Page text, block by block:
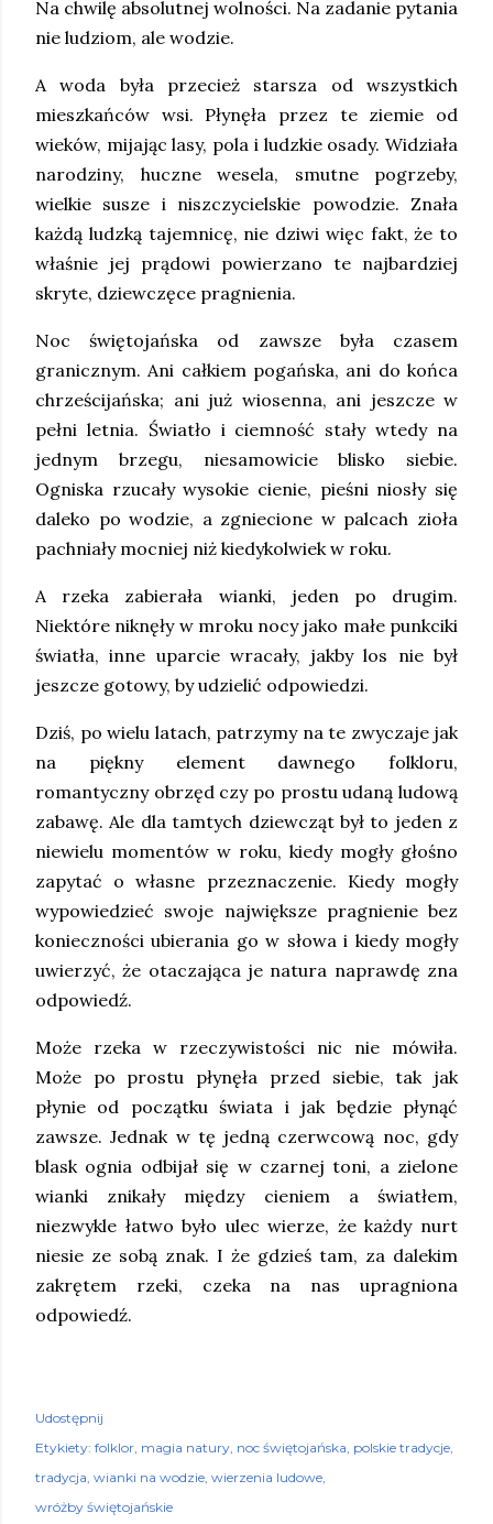
Na chwilę absolutnej wolności. Na zadanie pytania
nie ludziom, ale wodzie.
A woda była przecież starsza od wszystkich
mieszkańców wsi. Płynęła przez te ziemie od
wieków, mijając lasy, pola i ludzkie osady. Widziała
narodziny, huczne wesela, smutne pogrzeby,
wielkie susze i niszczycielskie powodzie. Znała
każdą ludzką tajemnicę, nie dziwi więc fakt, że to
właśnie jej prądowi powierzano te najbardziej
skryte, dziewczęce pragnienia.
Noc świętojańska od zawsze była czasem
granicznym. Ani całkiem pogańska, ani do końca
chrześcijańska; ani już wiosenna, ani jeszcze w
pełni letnia. Światło i ciemność stały wtedy na
jednym brzegu, niesamowicie blisko siebie.
Ogniska rzucały wysokie cienie, pieśni niosły się
daleko po wodzie, a zgniecione w palcach zioła
pachniały mocniej niż kiedykolwiek w roku.
A rzeka zabierała wianki, jeden po drugim.
Niektóre niknęły w mroku nocy jako małe punkciki
światła, inne uparcie wracały, jakby los nie był
jeszcze gotowy, by udzielić odpowiedzi.
Dziś, po wielu latach, patrzymy na te zwyczaje jak
na piękny element dawnego folkloru,
romantyczny obrzęd czy po prostu udaną ludową
zabawę. Ale dla tamtych dziewcząt był to jeden z
niewielu momentów w roku, kiedy mogły głośno
zapytać o własne przeznaczenie. Kiedy mogły
wypowiedzieć swoje największe pragnienie bez
konieczności ubierania go w słowa i kiedy mogły
uwierzyć, że otaczająca je natura naprawdę zna
odpowiedź.
Może rzeka w rzeczywistości nic nie mówiła.
Może po prostu płynęła przed siebie, tak jak
płynie od początku świata i jak będzie płynąć
zawsze. Jednak w tę jedną czerwcową noc, gdy
blask ognia odbijał się w czarnej toni, a zielone
wianki znikały między cieniem a światłem,
niezwykle łatwo było ulec wierze, że każdy nurt
niesie ze sobą znak. I że gdzieś tam, za dalekim
zakrętem rzeki, czeka na nas upragniona
odpowiedź.
Udostępnij
Etykiety: folklor magia natury noc świętojańska polskie tradycje
tradycja wianki na wodzie wierzenia ludowe
wróżby świętojańskie